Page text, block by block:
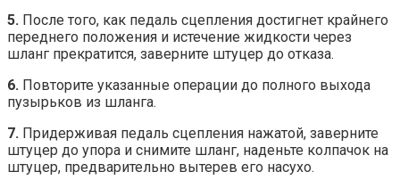
5. После того, как педаль сцепления достигнет крайнего
переднего положения и истечение жидкости через
шланг прекратится, заверните штуцер до отказа.
6. Повторите указанные операции до полного выхода
пузырьков из шланга.
7. Придерживая педаль сцепления нажатой, заверните
штуцер до упора и снимите шланг, наденьте колпачок на
штуцер, предварительно вытерев его насухо.